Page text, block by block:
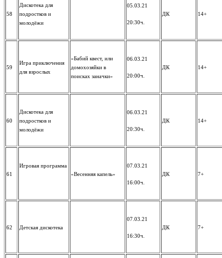
58
Дискотека для
подростков и
молодёжи
05.03.21
20:30ч.
ДК 14+
59
Игра приключения
для взрослых
«Бабий квест, или
домохозяйки в
поисках заначки»
06.03.21
20:00ч.
ДК 14+
60
Дискотека для
подростков и
молодёжи
06.03.21
20:30ч.
ДК 14+
61
Игровая программа
«Весенняя капель»
07.03.21
16:00ч.
ДК 7+
62 Детская дискотека
07.03.21
16:30ч.
ДК 7+